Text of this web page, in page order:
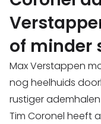
of minder
Max Verstappen
nog heelhuids
rustiger
Tim Coronel heeft